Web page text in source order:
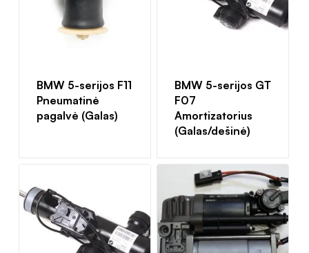
BMW 5-serijos F11
Pneumatinė
pagalvė (Galas)
BMW 5-serijos GT
F07
Amortizatorius
(Galas/dešinė)